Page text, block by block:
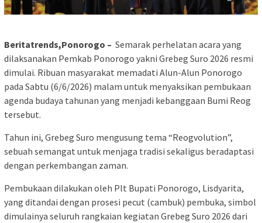
Beritatrends,Ponorogo – Semarak perhelatan acara yang
dilaksanakan Pemkab Ponorogo yakni Grebeg Suro 2026 resmi
dimulai. Ribuan masyarakat memadati Alun-Alun Ponorogo
pada Sabtu (6/6/2026) malam untuk menyaksikan pembukaan
agenda budaya tahunan yang menjadi kebanggaan Bumi Reog
tersebut.
Tahun ini, Grebeg Suro mengusung tema “Reogvolution”,
sebuah semangat untuk menjaga tradisi sekaligus beradaptasi
dengan perkembangan zaman.
Pembukaan dilakukan oleh Plt Bupati Ponorogo, Lisdyarita,
yang ditandai dengan prosesi pecut (cambuk) pembuka, simbol
dimulainya seluruh rangkaian kegiatan Grebeg Suro 2026 dari